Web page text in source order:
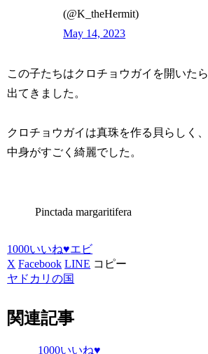
(@K_theHermit)
May 14, 2023
この子たちはクロチョウガイを開いたら
出てきました。
クロチョウガイは真珠を作る貝らしく、
中身がすごく綺麗でした。
Pinctada margaritifera
1000いいね♥エビ
X Facebook LINE コピー
ヤドカリの国
関連記事
1000いいね♥